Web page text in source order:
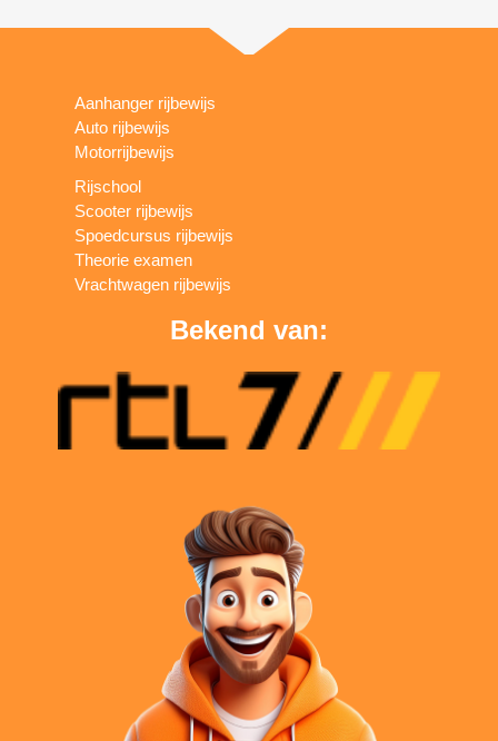
Aanhanger rijbewijs
Auto rijbewijs
Motorrijbewijs
Rijschool
Scooter rijbewijs
Spoedcursus rijbewijs
Theorie examen
Vrachtwagen rijbewijs
Bekend van: